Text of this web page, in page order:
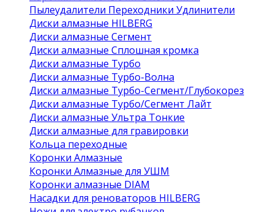
Пылеудалители Переходники Удлинители
Диски алмазные HILBERG
Диски алмазные Сегмент
Диски алмазные Сплошная кромка
Диски алмазные Турбо
Диски алмазные Турбо-Волна
Диски алмазные Турбо-Сегмент/Глубокорез
Диски алмазные Турбо/Сегмент Лайт
Диски алмазные Ультра Тонкие
Диски алмазные для гравировки
Кольца переходные
Коронки Алмазные
Коронки Алмазные для УШМ
Коронки алмазные DIAM
Насадки для реноваторов HILBERG